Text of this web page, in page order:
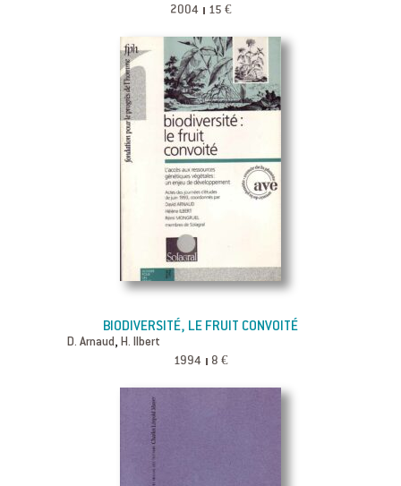
2004 15 €
BIODIVERSITÉ, LE FRUIT CONVOITÉ
D. Arnaud, H. Ilbert
1994 8 €